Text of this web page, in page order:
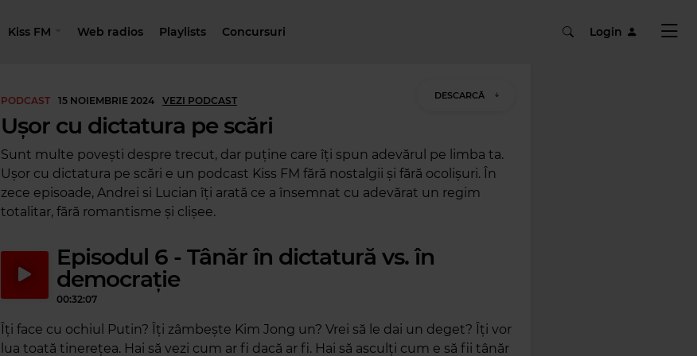
Kiss FM Web radios Playlists Concursuri Login
PODCAST 15 NOIEMBRIE 2024 VEZI PODCAST
Ușor cu dictatura pe scări
Sunt multe povești despre trecut, dar puține care îți spun adevărul pe limba ta.
Ușor cu dictatura pe scări e un podcast Kiss FM fără nostalgii și fără ocolișuri. În
zece episoade, Andrei si Lucian îți arată ce a însemnat cu adevărat un regim
totalitar, fără romantisme și clișee.
Episodul 6 - Tânăr în dictatură vs. în
democrație
00:32:07
Îți face cu ochiul Putin? Îți zâmbește Kim Jong un? Vrei să le dai un deget? Îți vor
lua toată tinerețea. Hai să vezi cum ar fi dacă ar fi. Hai să asculți cum e să fii tânăr
DESCARCĂ